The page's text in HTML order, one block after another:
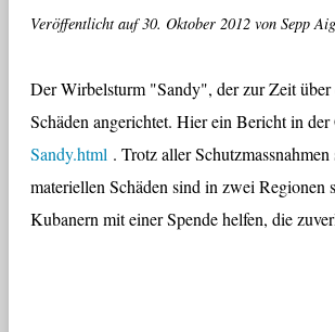
Veröffentlicht auf30. Oktober 2012 von Sepp
Der Wirbelsturm "Sandy", der zur Zeit
Schäden angerichtet. Hier ein Bericht in der
Sandy.html . Trotz aller
materiellen Schäden sind in zwei Regionen
Kubanern mit einer Spende helfen, die